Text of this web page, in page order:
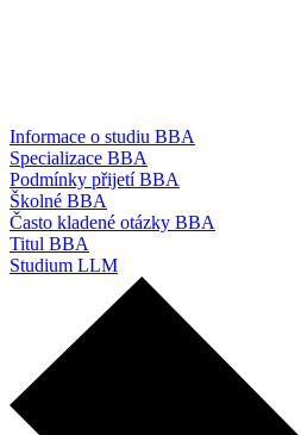
Informace o studiu BBA
Specializace BBA
Podmínky přijetí BBA
Školné BBA
Často kladené otázky BBA
Titul BBA
Studium LLM